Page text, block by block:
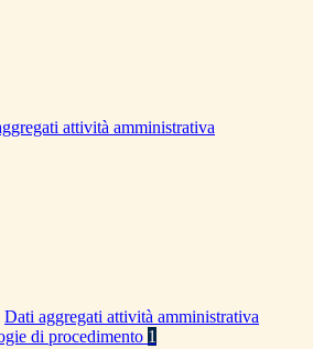
attività amministrativa
Dati aggregati attività amministrativa
di procedimento 1